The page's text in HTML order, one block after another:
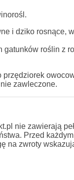
i dziko rosnące,
gatunków roślin z
przędziorek
zawleczone.
nie zawierają
Przed
na zwroty